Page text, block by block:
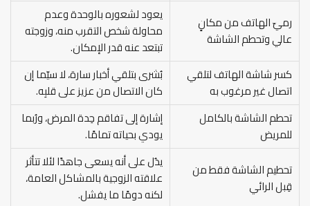
رميّ الهاتف من مكانٍ
عالي وتحطم الشاشة
يعود لشعوره بالوحدة وعدم
محاولة شخص التقرب منه، وزوجته
تبتعد عنه قدر الإمكان.
كسر شاشة الهاتف لتلقي
اتصال غير مرغوب به
بُشرى بتلقي أخبار سارة، لا سيّما إن
كان الاتصال من عزيز على قلبِه.
تحطم الشاشة بالكامل
للمريض
إشارة إلى تفاقم حِدة المرض، ورُبما
يودي بحياته تمامًا.
تحطيم الشاشة فقط من
قِبل الرائي
يدُل على أنه يسعى جاهدًا لئلا تتأثر
علاقته الزوجية بالمشاكل العامة،
لكنه دومًا ما يفشل.